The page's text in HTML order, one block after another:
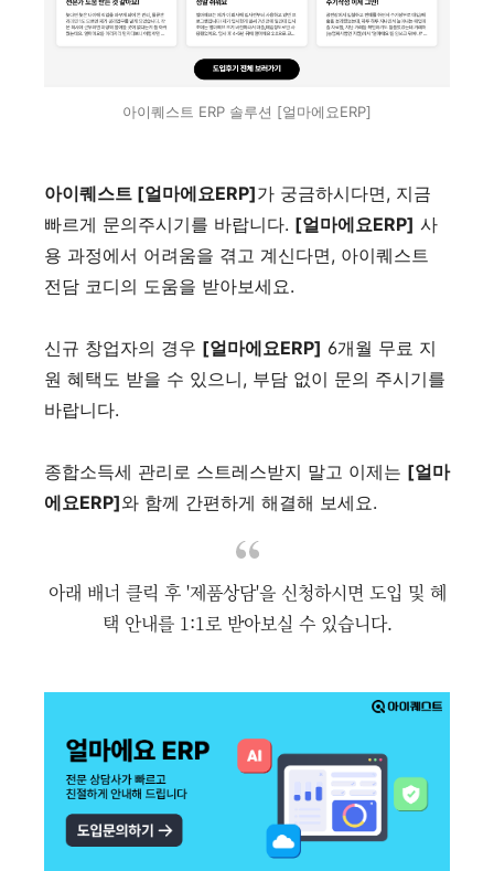
아이퀘스트 ERP 솔루션 [얼마에요ERP]
아이퀘스트 [얼마에요ERP]가 궁금하시다면, 지금
빠르게 문의주시기를 바랍니다. [얼마에요ERP] 사
용 과정에서 어려움을 겪고 계신다면, 아이퀘스트
전담 코디의 도움을 받아보세요.
신규 창업자의 경우 [얼마에요ERP] 6개월 무료 지
원 혜택도 받을 수 있으니, 부담 없이 문의 주시기를
바랍니다.
종합소득세 관리로 스트레스받지 말고 이제는 [얼마
에요ERP]와 함께 간편하게 해결해 보세요.
아래 배너 클릭 후 '제품상담'을 신청하시면 도입 및 혜
택 안내를 1:1로 받아보실 수 있습니다.